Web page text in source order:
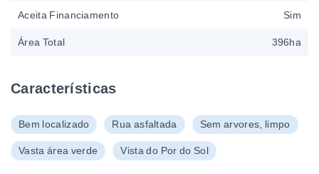
Características
Bem localizado Rua asfaltada Sem arvores, limpo
Vasta área verde Vista do Por do Sol
Aceita Financiamento Sim
Área Total 396ha